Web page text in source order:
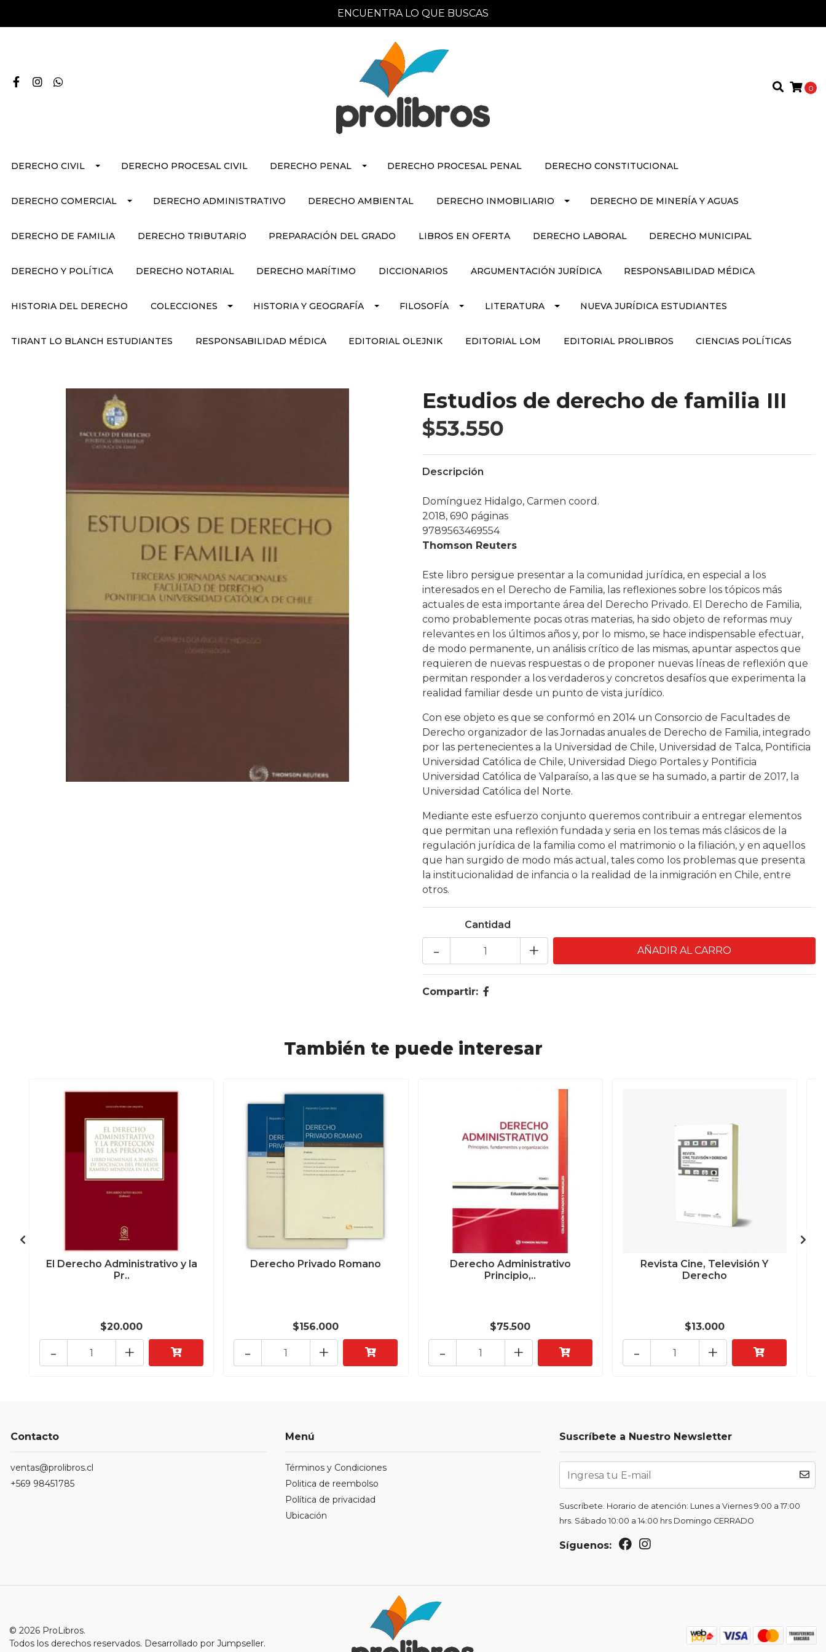
ENCUENTRA LO QUE BUSCAS
0
DERECHO CIVIL DERECHO PROCESAL CIVIL DERECHO PENAL DERECHO PROCESAL PENAL DERECHO CONSTITUCIONAL
DERECHO COMERCIAL DERECHO ADMINISTRATIVO DERECHO AMBIENTAL DERECHO INMOBILIARIO DERECHO DE MINERÍA Y AGUAS
DERECHO DE FAMILIA DERECHO TRIBUTARIO PREPARACIÓN DEL GRADO LIBROS EN OFERTA DERECHO LABORAL DERECHO MUNICIPAL
DERECHO Y POLÍTICA DERECHO NOTARIAL DERECHO MARÍTIMO DICCIONARIOS ARGUMENTACIÓN JURÍDICA RESPONSABILIDAD MÉDICA
HISTORIA DEL DERECHO COLECCIONES HISTORIA Y GEOGRAFÍA FILOSOFÍA LITERATURA NUEVA JURÍDICA ESTUDIANTES
TIRANT LO BLANCH ESTUDIANTES RESPONSABILIDAD MÉDICA EDITORIAL OLEJNIK EDITORIAL LOM EDITORIAL PROLIBROS CIENCIAS POLÍTICAS
Estudios de derecho de familia III
$53.550
Descripción
Domínguez Hidalgo, Carmen coord.
2018, 690 páginas
9789563469554
Thomson Reuters
Este libro persigue presentar a la comunidad jurídica, en especial a los
interesados en el Derecho de Familia, las reflexiones sobre los tópicos más
actuales de esta importante área del Derecho Privado. El Derecho de Familia,
como probablemente pocas otras materias, ha sido objeto de reformas muy
relevantes en los últimos años y, por lo mismo, se hace indispensable efectuar,
de modo permanente, un análisis crítico de las mismas, apuntar aspectos que
requieren de nuevas respuestas o de proponer nuevas líneas de reflexión que
permitan responder a los verdaderos y concretos desafíos que experimenta la
realidad familiar desde un punto de vista jurídico.
Con ese objeto es que se conformó en 2014 un Consorcio de Facultades de
Derecho organizador de las Jornadas anuales de Derecho de Familia, integrado
por las pertenecientes a la Universidad de Chile, Universidad de Talca, Pontificia
Universidad Católica de Chile, Universidad Diego Portales y Pontificia
Universidad Católica de Valparaíso, a las que se ha sumado, a partir de 2017, la
Universidad Católica del Norte.
Mediante este esfuerzo conjunto queremos contribuir a entregar elementos
que permitan una reflexión fundada y seria en los temas más clásicos de la
regulación jurídica de la familia como el matrimonio o la filiación, y en aquellos
que han surgido de modo más actual, tales como los problemas que presenta
la institucionalidad de infancia o la realidad de la inmigración en Chile, entre
otros.
Cantidad
+
-
Compartir:
También te puede interesar
El Derecho Administrativo y la
Pr..
$20.000
+
-
Derecho Privado Romano
$156.000
+
-
Derecho Administrativo
Principio,..
$75.500
+
-
Revista Cine, Televisión Y
Derecho
$13.000
+
-
Contacto
ventas@prolibros.cl
+569 98451785
Menú
Términos y Condiciones
Politica de reembolso
Política de privacidad
Ubicación
Suscríbete a Nuestro Newsletter
Suscríbete. Horario de atención: Lunes a Viernes 9:00 a 17:00
hrs. Sábado 10:00 a 14:00 hrs Domingo CERRADO
Síguenos:
© 2026 ProLibros.
Todos los derechos reservados. Desarrollado por Jumpseller.